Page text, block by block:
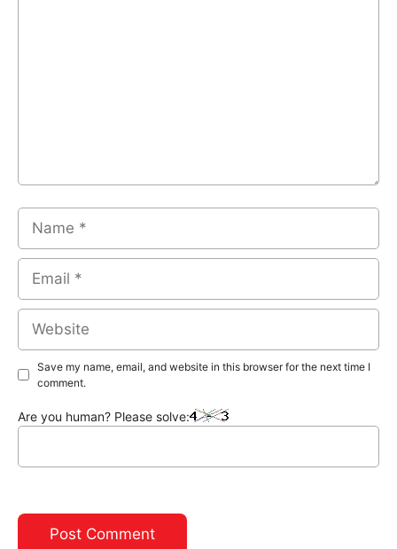
Name
Email
Website
Save my name, email, and website in this browser for the next time I
comment.
Are you human? Please solve: